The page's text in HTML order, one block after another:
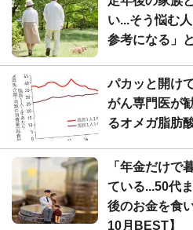
い...そう悩む
参考になる」
パカッと開け
がん専門医が
るオメガ脂肪
「年金だけで
ている...50代
後のお金を食
10月BEST】